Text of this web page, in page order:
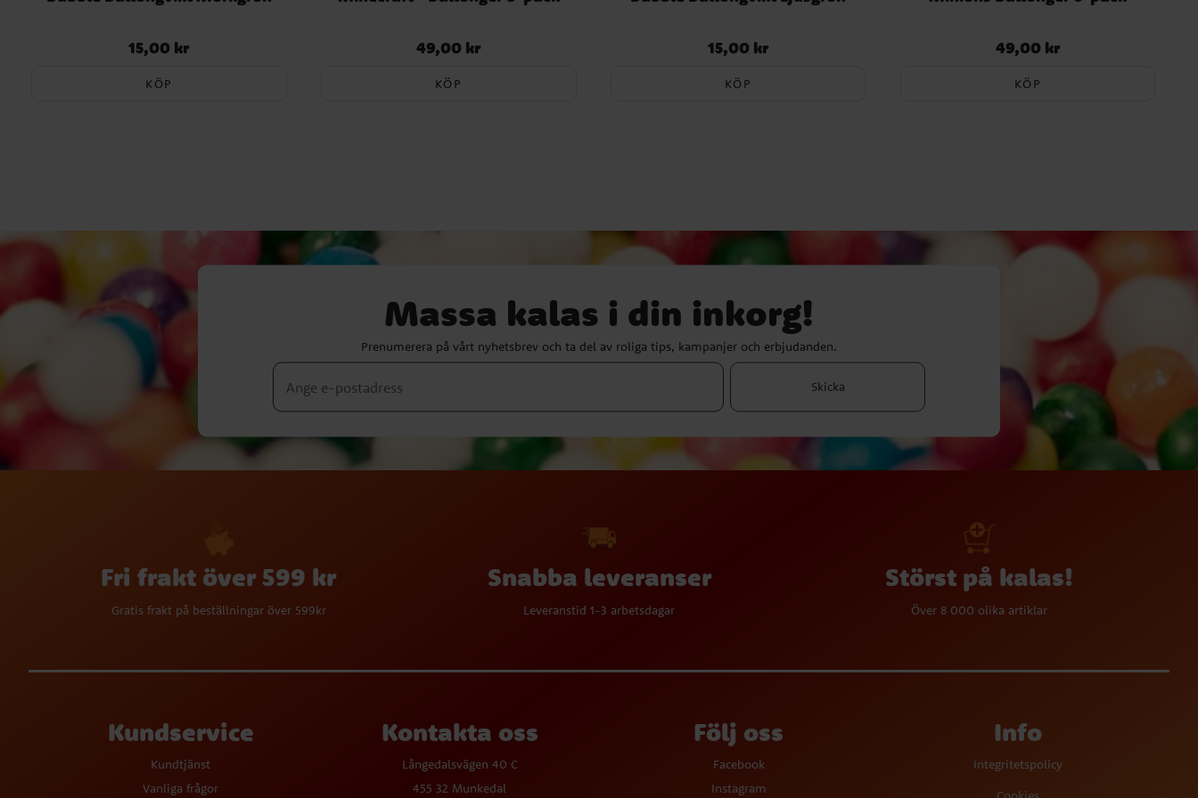
Pris:15,00 kr
15,00 kr
KÖP
Pris:49,00 kr
49,00 kr
KÖP
Pris:15,00 kr
15,00 kr
KÖP
Pris:49,00 kr
49,00 kr
KÖP
Massa kalas i din inkorg!
Prenumerera på vårt nyhetsbrev och ta del av roliga tips, kampanjer och erbjudanden.
Skicka
Fri frakt över 599 kr
Gratis frakt på beställningar över 599kr
Snabba leveranser
Leveranstid 1-3 arbetsdagar
Störst på kalas!
Över 8 000 olika artiklar
Kundservice
Kundtjänst
Vanliga frågor
Kontakta oss
Långedalsvägen 40 C
455 32 Munkedal
Följ oss
Facebook
Instagram
Info
Integritetspolicy